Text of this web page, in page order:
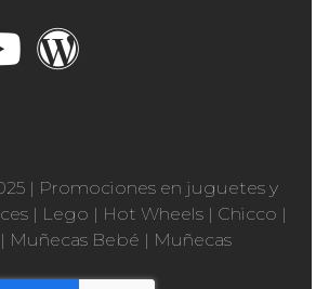
| Promociones en juguetes y
| Lego | Hot Wheels | Chicco |
| Muñecas Bebé | Muñecas